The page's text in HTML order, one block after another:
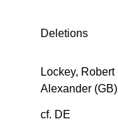
Deletions
Lockey, Robert
Alexander (GB)
cf. DE